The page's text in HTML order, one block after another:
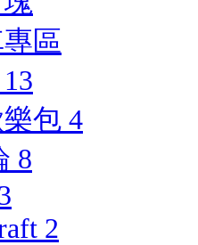
區
13
包 4
8
2